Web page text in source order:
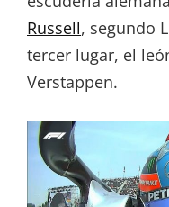
Russell, segundo
tercer lugar, el
Verstappen.